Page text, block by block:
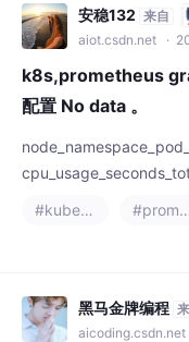
会话中可获得的任务 ID
新用户问题、开始/结束
安稳132 来自
aiot.csdn.net ·
k8s,prometheus
配置 No data 。
#kubernetes
#prometheus
黑马金牌编程
aicoding.csdn.net